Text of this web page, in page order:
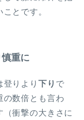
とです。
重に
りより 下り で
の数倍とも言わ
衝撃の大きさに